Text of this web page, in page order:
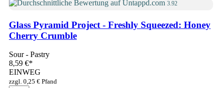
3.92
Glass Pyramid Project - Freshly Squeezed: Honey
Cherry Crumble
Sour - Pastry
8,59 €*
EINWEG
zzgl. 0,25 € Pfand